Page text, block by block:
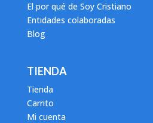
El por qué de Soy Cristiano
Entidades colaboradas
Blog
TIENDA
Tienda
Carrito
Mi cuenta